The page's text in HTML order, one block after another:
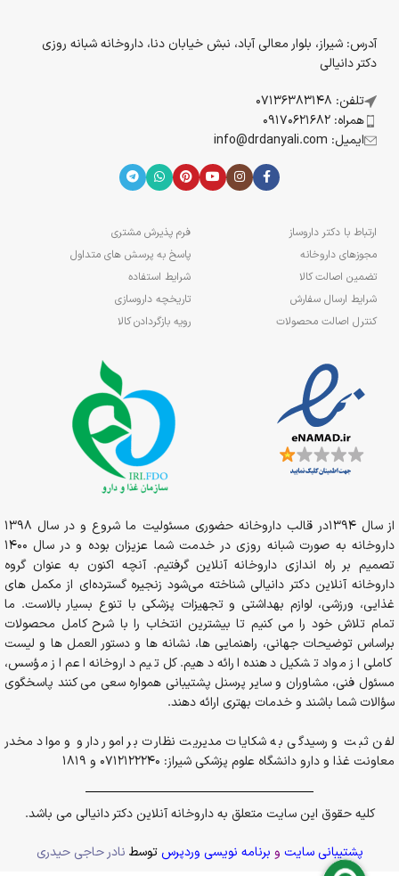
آدرس: شیراز، بلوار معالی آباد، نبش خیابان دنا، داروخانه شبانه روزی
دکتر دانیالی
تلفن: 07136383148
همراه: 09170621682
ایمیل: info@drdanyali.com
ارتباط با دکتر داروساز
مجوزهای داروخانه
تضمین اصالت کالا
شرایط ارسال سفارش
کنترل اصالت محصولات
فرم پذیرش مشتری
پاسخ به پرسش های متداول
شرایط استفاده
تاریخچه داروسازی
رویه بازگردادن کالا
از سال 1394در قالب داروخانه حضوری مسئولیت ما شروع و در سال 1398
داروخانه به صورت شبانه روزی در خدمت شما عزیزان بوده و در سال 1400
تصمیم بر راه اندازی داروخانه آنلاین گرفتیم. آنچه اکنون به عنوان گروه
داروخانه آنلاین دکتر دانیالی شناخته می‌شود زنجیره گسترده‌ای از مکمل های
غذایی، ورزشی، لوازم بهداشتی و تجهیزات پزشکی با تنوع بسیار بالاست. ما
تمام تلاش خود را می کنیم تا بیشترین انتخاب را با شرح کامل محصولات
براساس توضیحات جهانی، راهنمایی ها، نشانه ها و دستور العمل ها و لیست
کاملی از مواد تشکیل دهنده ارائه دهیم. کل تیم داروخانه اعم از مؤسس،
مسئول فنی، مشاوران و سایر پرسنل پشتیبانی همواره سعی می کنند پاسخگوی
سؤالات شما باشند و خدمات بهتری ارائه دهند.
لفن ثبت و رسیدگی به شکایات مدیریت نظارت بر امور دارو و مواد مخدر
معاونت غذا و دارو دانشگاه علوم پزشکی شیراز: 0712122240 و 1819
کلیه حقوق این سایت متعلق به داروخانه آنلاین دکتر دانیالی می باشد.
پشتیبانی سایت و برنامه نویسی وردپرس توسط نادر حاجی حیدری